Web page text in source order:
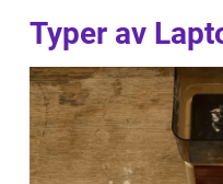
Typer av